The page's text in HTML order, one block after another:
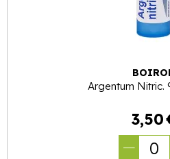
Argentum Nitric.
3,50
0